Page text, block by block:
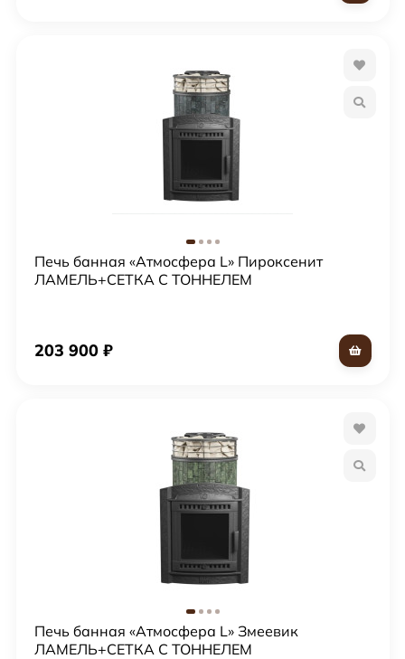
Печь банная «Атмосфера L» Пироксенит
ЛАМЕЛЬ+СЕТКА С ТОННЕЛЕМ
203 900 ₽
Печь банная «Атмосфера L» Змеевик
ЛАМЕЛЬ+СЕТКА С ТОННЕЛЕМ